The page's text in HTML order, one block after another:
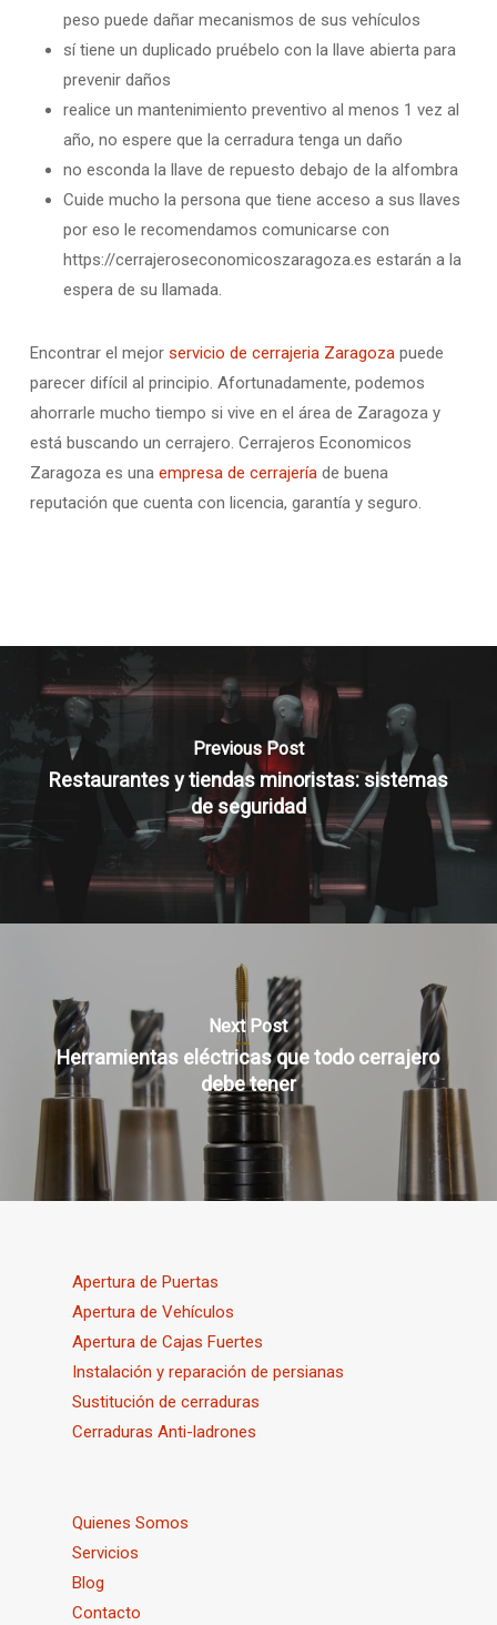
peso puede dañar mecanismos de sus vehículos
sí tiene un duplicado pruébelo con la llave abierta para
prevenir daños
realice un mantenimiento preventivo al menos 1 vez al
año, no espere que la cerradura tenga un daño
no esconda la llave de repuesto debajo de la alfombra
Cuide mucho la persona que tiene acceso a sus llaves
por eso le recomendamos comunicarse con
https://cerrajeroseconomicoszaragoza.es estarán a la
espera de su llamada.
Encontrar el mejor servicio de cerrajeria Zaragoza puede
parecer difícil al principio. Afortunadamente, podemos
ahorrarle mucho tiempo si vive en el área de Zaragoza y
está buscando un cerrajero. Cerrajeros Economicos
Zaragoza es una empresa de cerrajeríade buena
reputación que cuenta con licencia, garantía y seguro.
Previous Post
Restaurantes y tiendas minoristas: sistemas
de seguridad
Next Post
Herramientas eléctricas que todo cerrajero
debe tener
Apertura de Puertas
Apertura de Vehículos
Apertura de Cajas Fuertes
Instalación y reparación de persianas
Sustitución de cerraduras
Cerraduras Anti-ladrones
Quienes Somos
Servicios
Blog
Contacto